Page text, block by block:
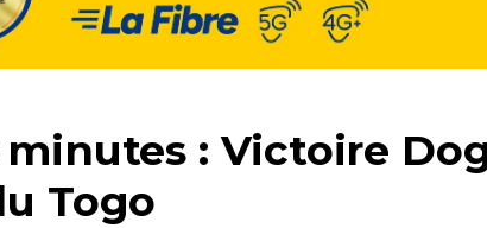
minutes : Victoire
Togo